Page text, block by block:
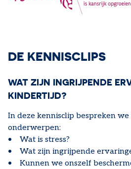
DE KENNISCLIPS
WAT ZIJN INGRIJPENDE
KINDERTIJD?
In deze kennisclip bespreken
onderwerpen:
• Wat is stress?
• Wat zijn ingrijpende
• Kunnen we onszelf